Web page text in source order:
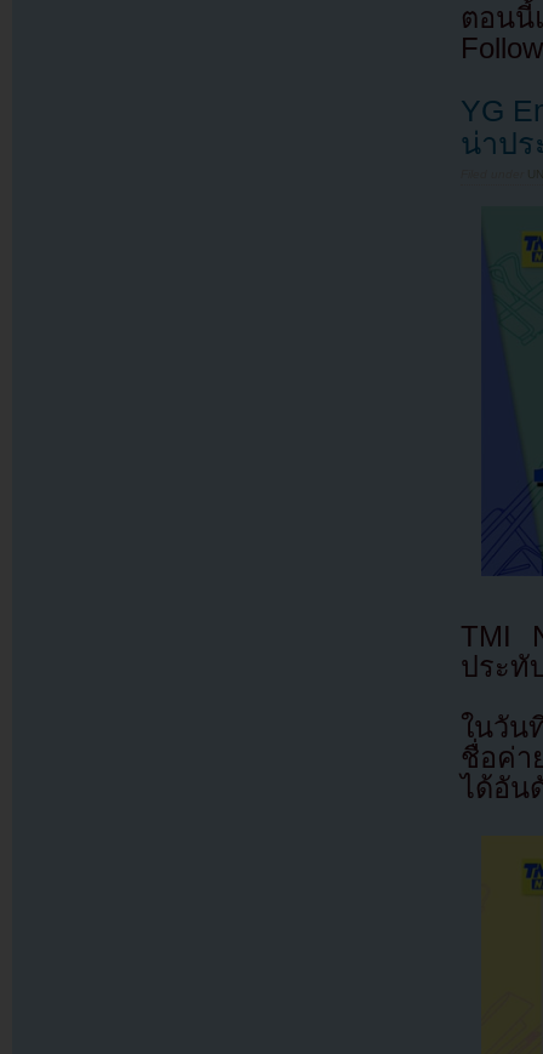
ตอนนี้
YG
น่าปร
TMI
ประทั
ในวัน
ชื่อค่า
ได้อัน